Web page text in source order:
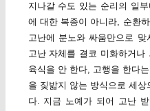
지나갈 수도 있는 순리의 일
에 대한 복종이 아니라, 순환
고난에 분노와 싸움만으로
고난 자체를 결코 미화하거
육식을 안 한다, 고행을 한다
을 짖밟지 않는 방식으로 세
다. 지금 노예가 되어 고난